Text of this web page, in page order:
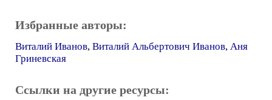
Избранные авторы:
Виталий Иванов, Виталий Альбертович Иванов, Аня
Гриневская
Ссылки на другие ресурсы: